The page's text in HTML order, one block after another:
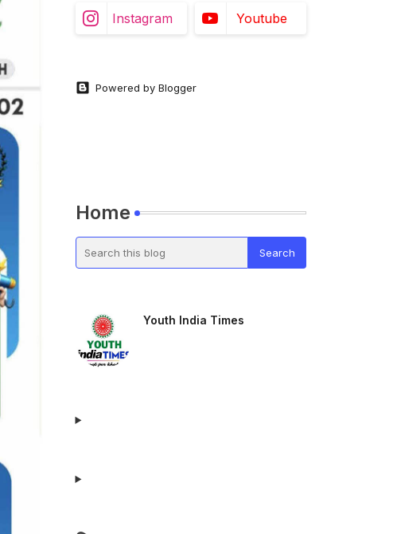
Instagram Youtube
Powered by Blogger
Home
Youth India Times